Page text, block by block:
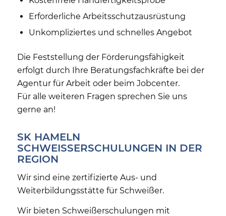
Erforderliche Arbeitsschutzausrüstung
Unkompliziertes und schnelles Angebot
Die Feststellung der Förderungsfähigkeit
erfolgt durch Ihre Beratungsfachkräfte bei der
Agentur für Arbeit oder beim Jobcenter.
Für alle weiteren Fragen sprechen Sie uns
gerne an!
SK HAMELN
SCHWEISSERSCHULUNGEN IN DER R
EGION
Wir sind eine zertifizierte Aus- und
Weiterbildungsstätte für Schweißer.
Wir bieten Schweißerschulungen mit